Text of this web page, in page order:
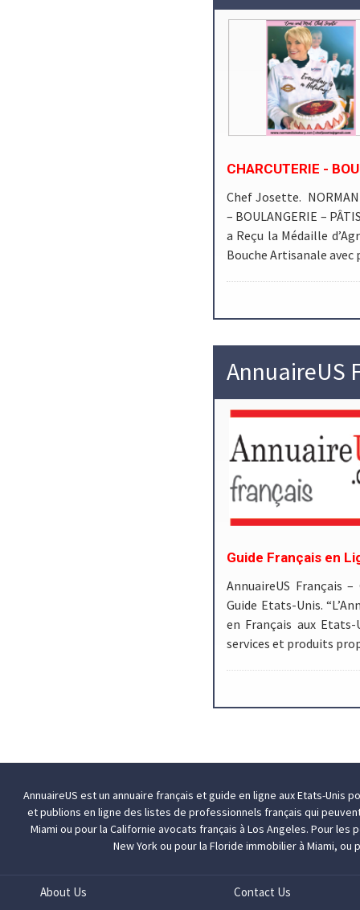
CHARCUTERIE -
Chef Josette.
– BOULANGERIE –
a Reçu la Médaille
Bouche Artisanale avec
AnnuaireUS
Guide Français en
AnnuaireUS Français
Guide Etats-Unis.
en Français aux
services et produits
AnnuaireUS est un annuaire français et guide en ligne aux Etats-Unis
et publions en ligne des listes de professionnels français qui
Miami ou pour la Californieavocats français à Los Angeles. Pour les
New Yorkou pour la Florideimmobilier à Miami, ou
About Us Contact Us